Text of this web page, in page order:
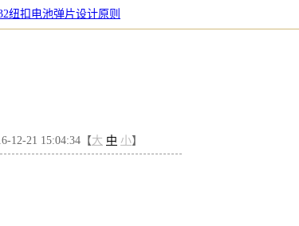
纽扣电池弹片设计原则
12-21 15:04:34【大 中 小】